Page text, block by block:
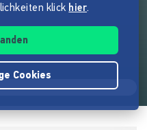
klick hier.
Cookies